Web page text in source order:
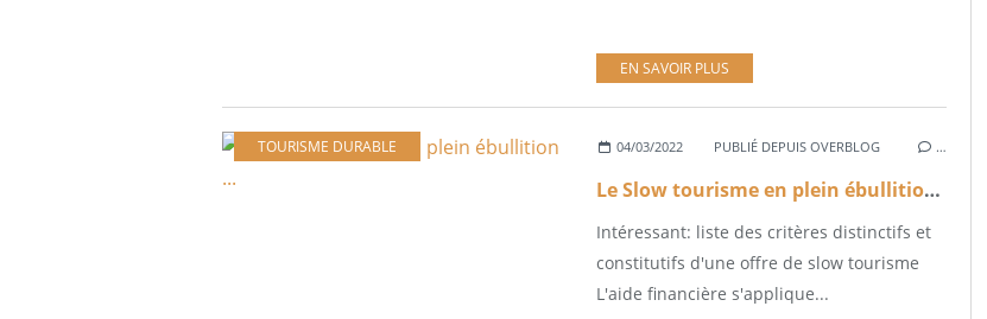
EN SAVOIR PLUS
TOURISME DURABLE 04/03/2022 PUBLIÉ DEPUIS OVERBLOG …
Le Slow tourisme en plein ébullition ...
Intéressant: liste des critères distinctifs et
constitutifs d'une offre de slow tourisme
L'aide financière s'applique...